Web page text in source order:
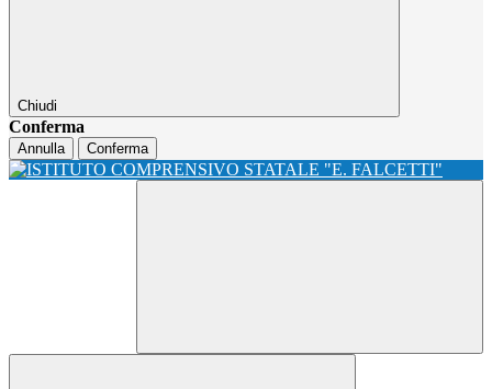
Chiudi
Conferma
Annulla Conferma